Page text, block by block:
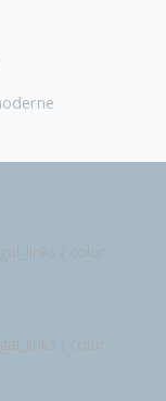
{ color:
{ color: